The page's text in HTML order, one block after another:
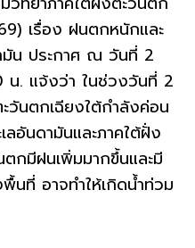
เรื่อง ฝนตกหนักและ
มัน ประกาศ ณ วันที่ 2
น. แจ้งว่า ในช่วงวันที่ 2
นตกเฉียงใต้กำลังค่อน
อันดามันและภาคใต้ฝั่ง
กมีฝนเพิ่มมากขึ้นและมี
ที่ อาจทำให้เกิดน้ำท่วม